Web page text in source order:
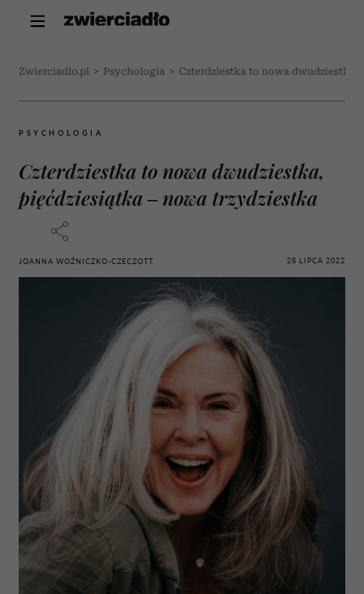
Zwierciadlo.pl > Psychologia > Czterdziestka to nowa dwudziestka,
PSYCHOLOGIA
Czterdziestka to nowa dwudziestka,
pięćdziesiątka – nowa trzydziestka
JOANNA WOŹNICZKO-CZECZOTT 28 LIPCA 2022